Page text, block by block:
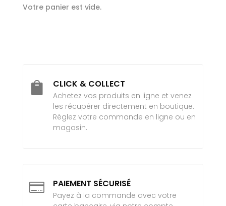
Votre panier est vide.
 CLICK & COLLECT
Achetez vos produits en ligne et venez
les récupérer directement en boutique.
Réglez votre commande en ligne ou en
magasin.
 PAIEMENT SÉCURISÉ
Payez à la commande avec votre